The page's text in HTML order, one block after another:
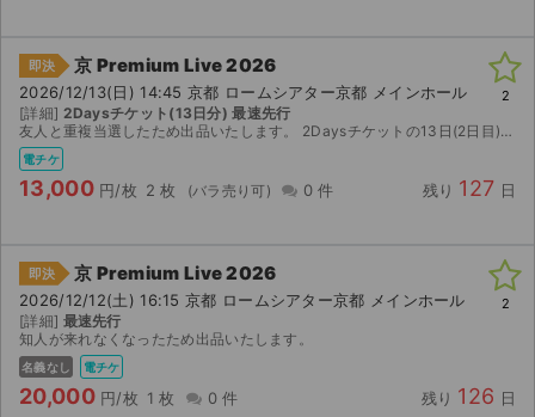
即決 京 Premium Live 2026
2026/12/13(日) 14:45 京都 ロームシアター京都 メインホール
[詳細] 2Daysチケット(13日分) 最速先行
友人と重複当選したため出品いたします。 2Daysチケットの13日(2日目)分となります
電チケ
13,000 円/枚 2 枚 0 件 残り 127 日
2
即決 京 Premium Live 2026
2026/12/12(土) 16:15 京都 ロームシアター京都 メインホール
[詳細] 最速先行
知人が来れなくなったため出品いたします。
名義なし 電チケ
20,000 円/枚 1 枚 0 件 残り 126 日
2